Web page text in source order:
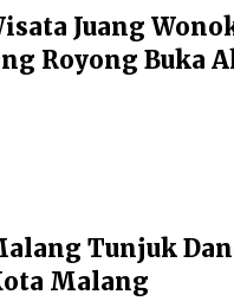
Juang
Royong Buka
Tunjuk
Malang